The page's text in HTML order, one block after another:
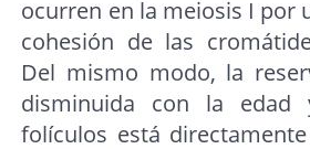
ocurren en la meiosis I por
cohesión de las
Del mismo modo, la
disminuida con la
folículos está